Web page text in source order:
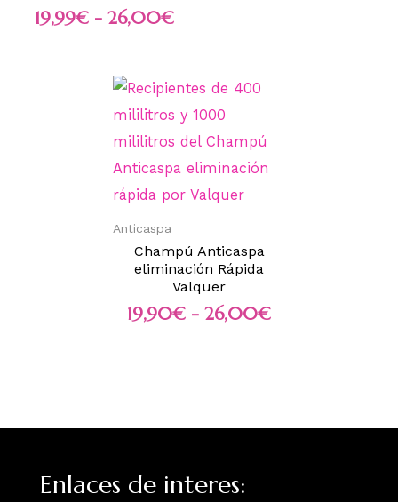
19,99€ - 26,00€
Anticaspa
Champú Anticaspa
eliminación Rápida
Valquer
19,90€ - 26,00€
Enlaces de interes: